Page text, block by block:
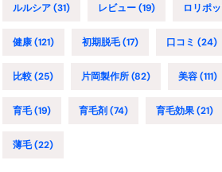
ルルシア(31) レビュー(19) ロリポ
健康(121) 初期脱毛(17) 口コミ (24)
比較(25) 片岡製作所(82) 美容(111)
育毛(19) 育毛剤 (74) 育毛効果(21)
薄毛(22)